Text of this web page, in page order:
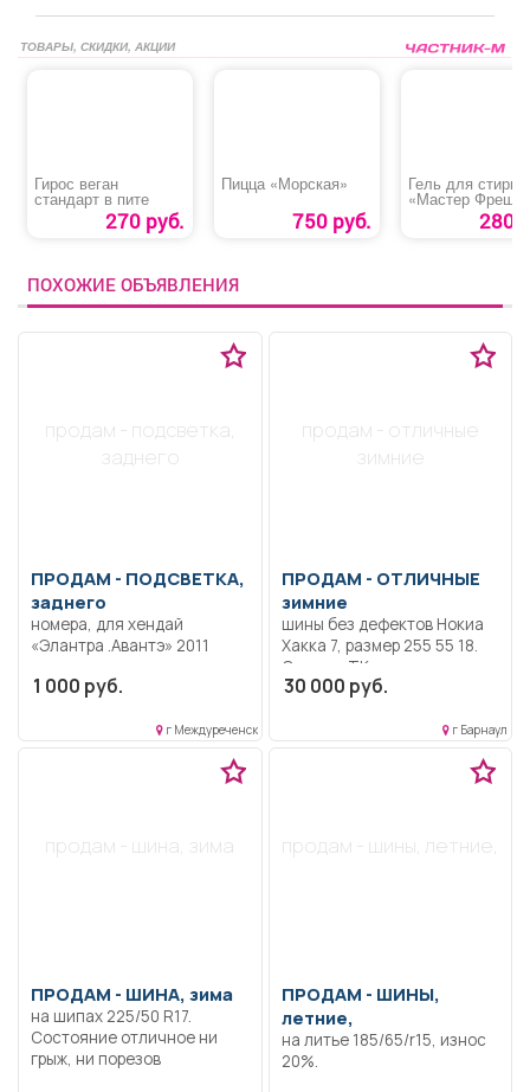
ТОВАРЫ, СКИДКИ, АКЦИИ
Гирос веган
стандарт в пите
270 руб.
Пицца «Морская»
750 руб.
Гель для стирки
«Мастер Фреш»
280
ПОХОЖИЕ ОБЪЯВЛЕНИЯ
продам - подсветка,
заднего
ПРОДАМ - ПОДСВЕТКА,
заднего
номера, для хендай
«Элантра .Авантэ» 2011
1 000 руб.
г Междуреченск
продам - отличные
зимние
ПРОДАМ - ОТЛИЧНЫЕ
зимние
шины без дефектов Нокиа
Хакка 7, размер 255 55 18.
Отгружу ТК.
30 000 руб.
г Барнаул
продам - шина, зима
ПРОДАМ - ШИНА, зима
на шипах 225/50 R17.
Состояние отличное ни
грыж, ни порезов
продам - шины, летние,
ПРОДАМ - ШИНЫ,
летние,
на литье 185/65/r15, износ
20%.